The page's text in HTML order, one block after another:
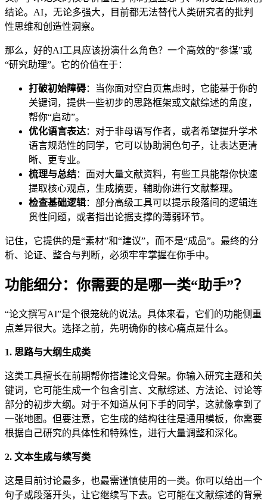
结论。AI，无论多强大，目前都无法替代人类研究者的批判
性思维和创造性洞察。
那么，好的AI工具应该扮演什么角色？一个高效的“参谋”或
“研究助理”。它的价值在于：
打破初始障碍：当你面对空白页焦虑时，它能基于你的
关键词，提供一些初步的思路框架或文献综述的角度，
帮你“启动”。
优化语言表达：对于非母语写作者，或者希望提升学术
语言规范性的同学，它可以协助润色句子，让表达更清
晰、更专业。
梳理与总结：面对大量文献资料，有些工具能帮你快速
提取核心观点，生成摘要，辅助你进行文献整理。
检查基础逻辑：部分高级工具可以提示段落间的逻辑连
贯性问题，或者指出论据支撑的薄弱环节。
记住，它提供的是“素材”和“建议”，而不是“成品”。最终的分
析、论证、整合与判断，必须牢牢掌握在你手中。
功能细分：你需要的是哪一类“助手”？
“论文撰写AI”是个很笼统的说法。具体来看，它们的功能侧重
点差异很大。选择之前，先明确你的核心痛点是什么。
1. 思路与大纲生成类
这类工具擅长在前期帮你搭建论文骨架。你输入研究主题和关
键词，它可能生成一个包含引言、文献综述、方法论、讨论等
部分的初步大纲。对于不知道从何下手的同学，这就像拿到了
一张地图。但要注意，它生成的结构往往是通用模板，你需要
根据自己研究的具体性和特殊性，进行大量调整和深化。
2. 文本生成与续写类
这是目前讨论最多，也最需谨慎使用的一类。你可以给出一个
句子或段落开头，让它继续写下去。它可能在文献综述的背景